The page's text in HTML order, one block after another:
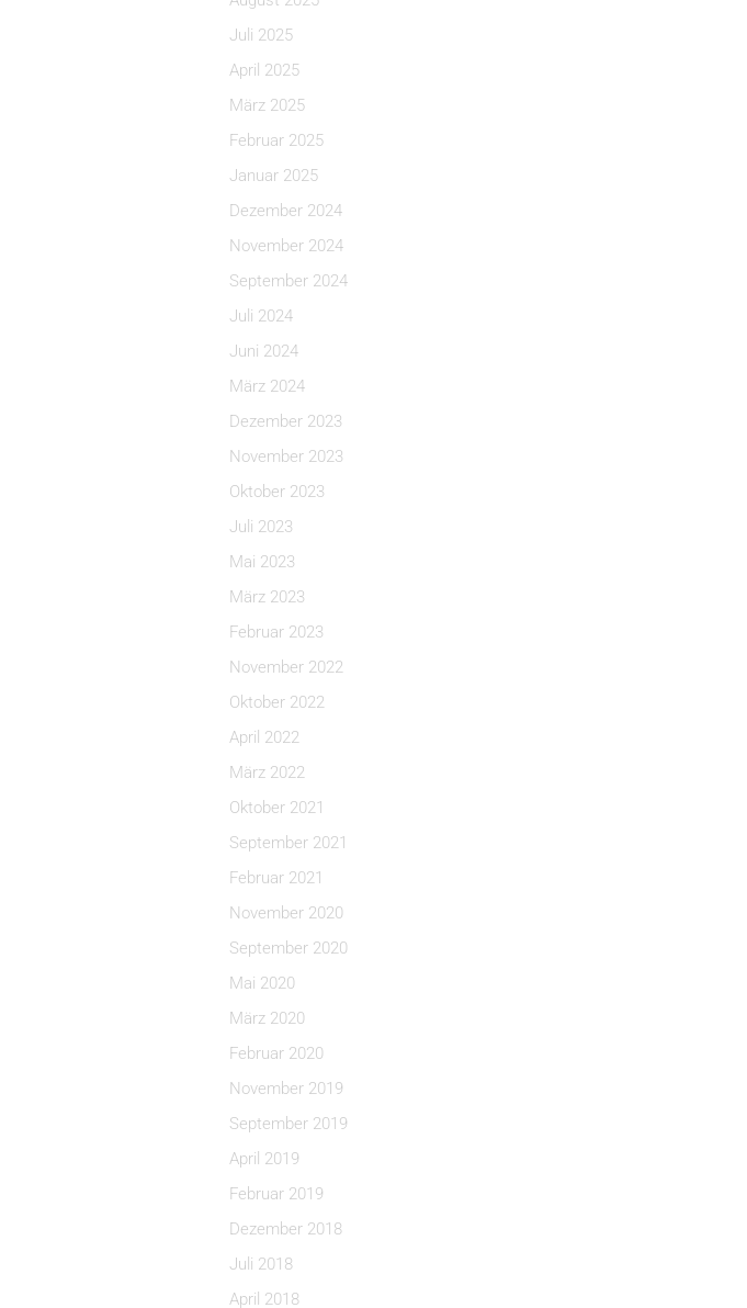
Juli 2025
April 2025
März 2025
Februar 2025
Januar 2025
Dezember 2024
November 2024
September 2024
Juli 2024
Juni 2024
März 2024
Dezember 2023
November 2023
Oktober 2023
Juli 2023
Mai 2023
März 2023
Februar 2023
November 2022
Oktober 2022
April 2022
März 2022
Oktober 2021
September 2021
Februar 2021
November 2020
September 2020
Mai 2020
März 2020
Februar 2020
November 2019
September 2019
April 2019
Februar 2019
Dezember 2018
Juli 2018
April 2018